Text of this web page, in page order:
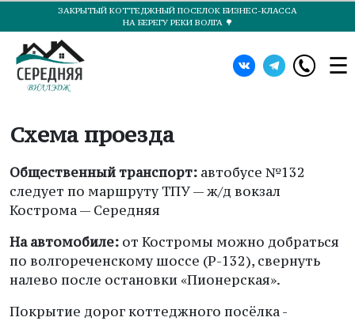
ЗАКРЫТЫЙ КОТТЕДЖНЫЙ ПОСЕЛОК БИЗНЕС-КЛАССА
НА БЕРЕГУ РЕКИ ВОЛГА 🌳
☰
Схема проезда
Общественный транспорт: автобусе №132
следует по маршруту ТПУ — ж/д вокзал
Кострома — Середняя
На автомобиле: от Костромы можно добраться
по волгореченскому шоссе (Р-132), свернуть
налево после остановки «Пионерская».
Покрытие дорог коттеджного посёлка -